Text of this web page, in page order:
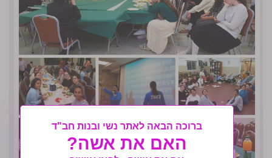
ברוכה הבאה לאתר נשי ובנות חב"ד
האם את אשה?